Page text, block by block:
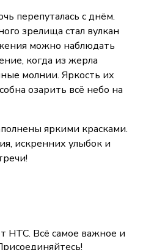
перепуталась с днём.
зрелища стал вулкан
можно наблюдать
когда из жерла
молнии. Яркость их
озарить всё небо на
яркими красками.
искренних улыбок и
НТС. Всё самое важное и